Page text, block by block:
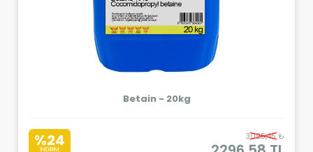
Betain - 20kg
%24
İNDİRİM
3025,45 ₺